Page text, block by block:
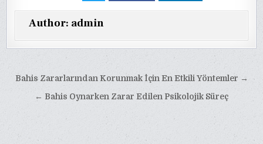
Author: admin
Yazı
gezinmesi
Bahis Zararlarından Korunmak İçin En Etkili Yöntemler →
← Bahis Oynarken Zarar Edilen Psikolojik Süreç